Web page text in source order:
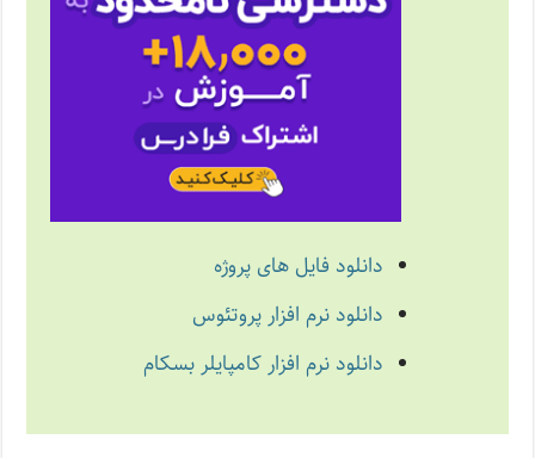
دانلود فایل های پروژه
دانلود نرم افزار پروتئوس
دانلود نرم افزار کامپایلر بسکام